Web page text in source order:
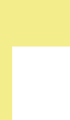
LES